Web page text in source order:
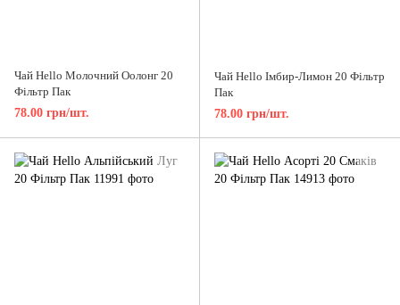
Чай Hello Молочний Оолонг 20
Фільтр Пак
78.00 грн/шт.
Чай Hello Імбир-Лимон 20 Фільтр
Пак
78.00 грн/шт.